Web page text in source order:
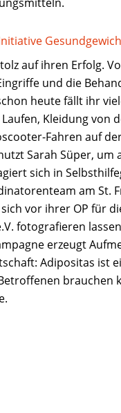
auf ihren Erfolg.
und die
heute fällt ihr
Kleidung von
Fahren auf
Sarah Süper, um
sich in
am St.
vor ihrer OP für
fotografieren
erzeugt
Adipositas ist
brauchen